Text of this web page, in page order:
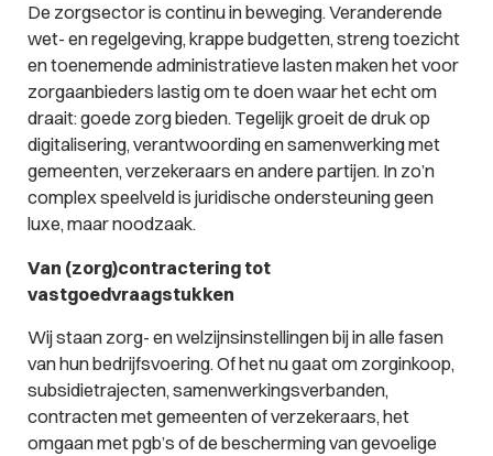
De zorgsector is continu in beweging. Veranderende
wet- en regelgeving, krappe budgetten, streng toezicht
en toenemende administratieve lasten maken het voor
zorgaanbieders lastig om te doen waar het echt om
draait: goede zorg bieden. Tegelijk groeit de druk op
digitalisering, verantwoording en samenwerking met
gemeenten, verzekeraars en andere partijen. In zo’n
complex speelveld is juridische ondersteuning geen
luxe, maar noodzaak.
Van (zorg)contractering tot
vastgoedvraagstukken
Wij staan zorg- en welzijnsinstellingen bij in alle fasen
van hun bedrijfsvoering. Of het nu gaat om zorginkoop,
subsidietrajecten, samenwerkingsverbanden,
contracten met gemeenten of verzekeraars, het
omgaan met pgb’s of de bescherming van gevoelige